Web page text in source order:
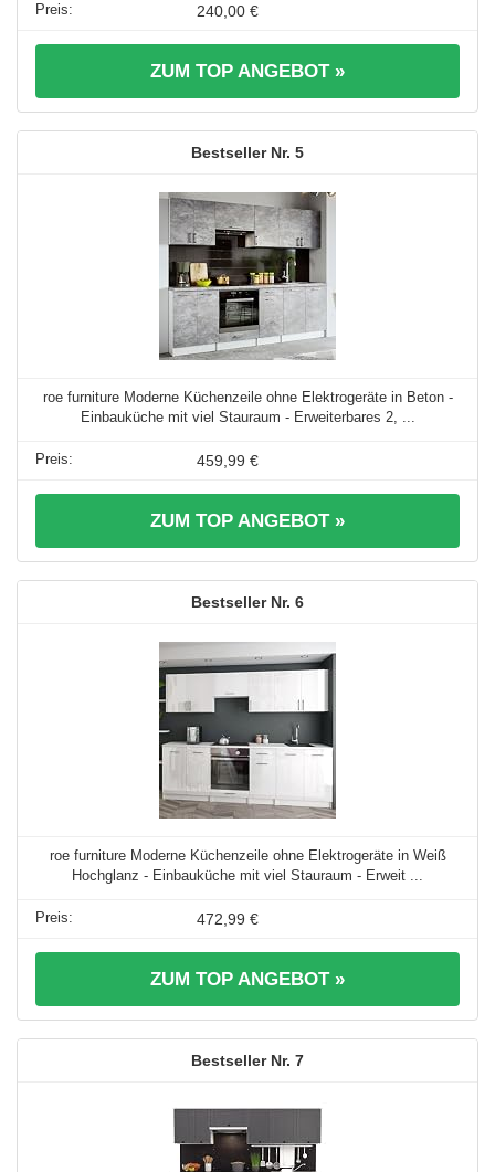
240,00 €
ZUM TOP ANGEBOT »
5
roe furniture Moderne Küchenzeile ohne Elektrogeräte in Beton -
Einbauküche mit viel Stauraum - Erweiterbares 2, ...
459,99 €
ZUM TOP ANGEBOT »
6
roe furniture Moderne Küchenzeile ohne Elektrogeräte in Weiß
Hochglanz - Einbauküche mit viel Stauraum - Erweit ...
472,99 €
ZUM TOP ANGEBOT »
7